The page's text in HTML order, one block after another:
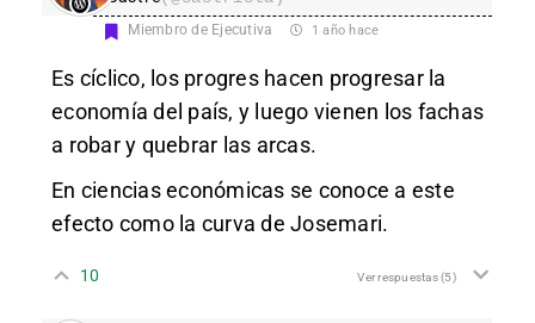
Miembro de Ejecutiva 1 año hace
Es cíclico, los progres hacen progresar la
economía del país, y luego vienen los fachas
a robar y quebrar las arcas.
En ciencias económicas se conoce a este
efecto como la curva de Josemari.
10 Ver respuestas(5)